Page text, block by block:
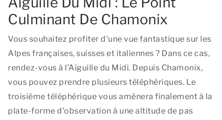
Culminant De Chamonix
Vous souhaitez profiter d'une vue fantastique sur les
Alpes françaises, suisses et italiennes ? Dans ce cas,
rendez-vous à l’Aiguille du Midi. Depuis Chamonix,
vous pouvez prendre plusieurs téléphériques. Le
troisième téléphérique vous amènera finalement à la
plate-forme d'observation à une altitude de pas